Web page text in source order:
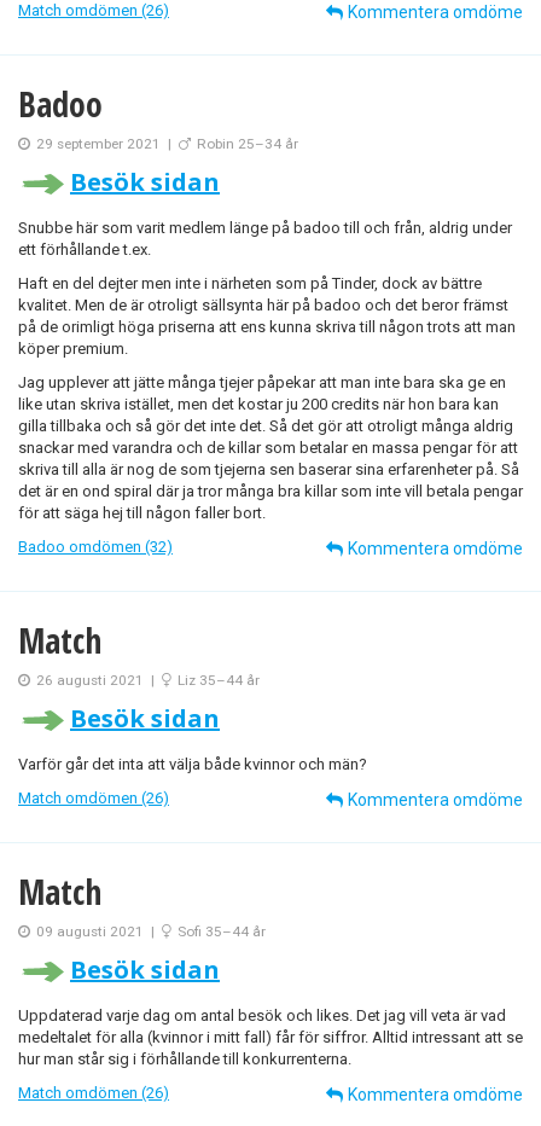
Match omdömen (26)
Kommentera omdöme
Badoo
29 september 2021 | Robin 25–34 år
Besök sidan
Snubbe här som varit medlem länge på badoo till och från, aldrig under
ett förhållande t.ex.
Haft en del dejter men inte i närheten som på Tinder, dock av bättre
kvalitet. Men de är otroligt sällsynta här på badoo och det beror främst
på de orimligt höga priserna att ens kunna skriva till någon trots att man
köper premium.
Jag upplever att jätte många tjejer påpekar att man inte bara ska ge en
like utan skriva istället, men det kostar ju 200 credits när hon bara kan
gilla tillbaka och så gör det inte det. Så det gör att otroligt många aldrig
snackar med varandra och de killar som betalar en massa pengar för att
skriva till alla är nog de som tjejerna sen baserar sina erfarenheter på. Så
det är en ond spiral där ja tror många bra killar som inte vill betala pengar
för att säga hej till någon faller bort.
Badoo omdömen (32)
Kommentera omdöme
Match
26 augusti 2021 | Liz 35–44 år
Besök sidan
Varför går det inta att välja både kvinnor och män?
Match omdömen (26)
Kommentera omdöme
Match
09 augusti 2021 | Sofi 35–44 år
Besök sidan
Uppdaterad varje dag om antal besök och likes. Det jag vill veta är vad
medeltalet för alla (kvinnor i mitt fall) får för siffror. Alltid intressant att se
hur man står sig i förhållande till konkurrenterna.
Match omdömen (26)
Kommentera omdöme